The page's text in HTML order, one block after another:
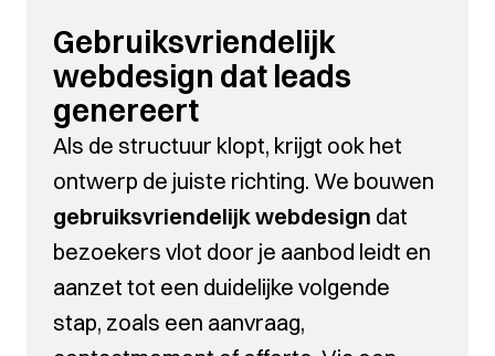
Gebruiksvriendelijk
webdesign dat leads
genereert
Als de structuur klopt, krijgt ook het
ontwerp de juiste richting. We bouwen
gebruiksvriendelijk webdesign dat
bezoekers vlot door je aanbod leidt en
aanzet tot een duidelijke volgende
stap, zoals een aanvraag,